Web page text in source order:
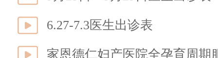
6.27-7.3医生出诊表
家恩德仁妇产医院全孕育周期